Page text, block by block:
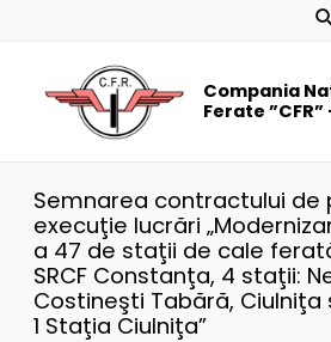
Compania
Ferate ”CFR”
Semnarea contractului de
execuţie lucrări
a 47 de staţii de cale
SRCF Constanţa, 4 staţii:
Costineşti Tabără, Ciulniţa
1 Staţia Ciulniţa”